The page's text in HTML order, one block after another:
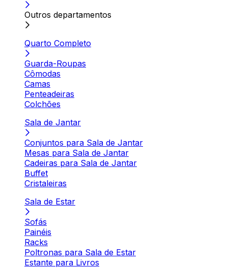
Outros departamentos
Quarto Completo
Guarda-Roupas
Cômodas
Camas
Penteadeiras
Colchões
Sala de Jantar
Conjuntos para Sala de Jantar
Mesas para Sala de Jantar
Cadeiras para Sala de Jantar
Buffet
Cristaleiras
Sala de Estar
Sofás
Painéis
Racks
Poltronas para Sala de Estar
Estante para Livros